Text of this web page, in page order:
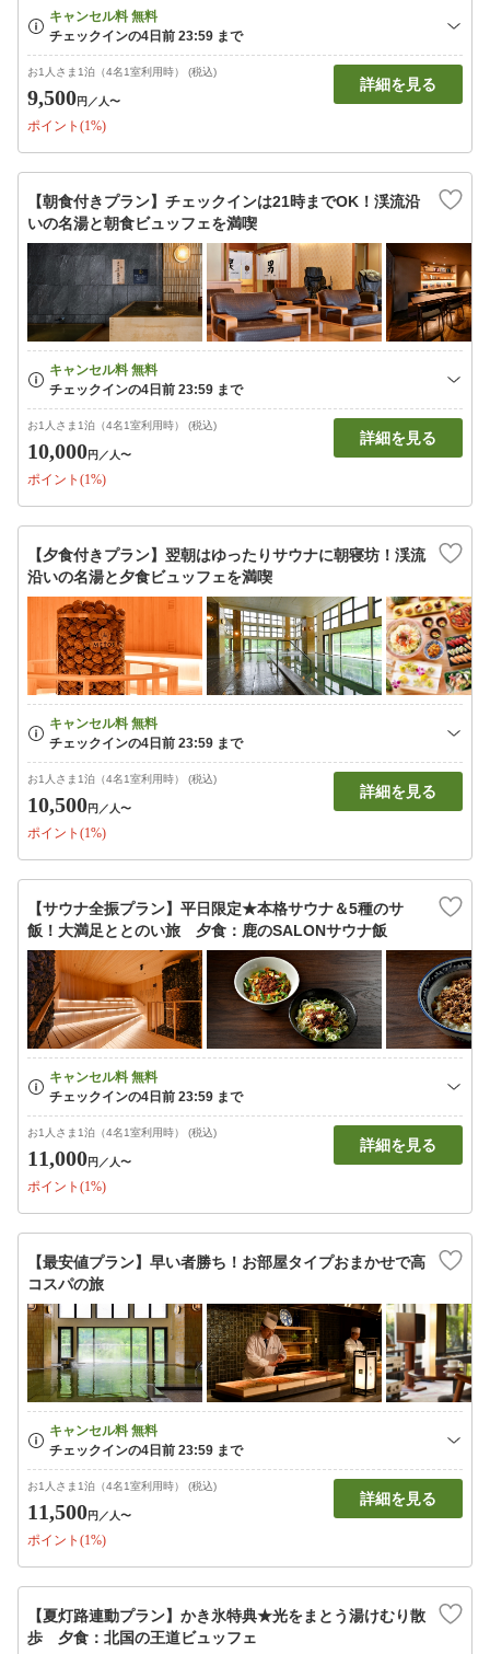
お1人さま1泊（4名1室利用時） (税込)
9,500円 ／人〜
ポイント(1%)
詳細を見る
【朝食付きプラン】チェックインは21時までOK！渓流沿
いの名湯と朝食ビュッフェを満喫
お1人さま1泊（4名1室利用時） (税込)
10,000円 ／人〜
ポイント(1%)
詳細を見る
【夕食付きプラン】翌朝はゆったりサウナに朝寝坊！渓流
沿いの名湯と夕食ビュッフェを満喫
お1人さま1泊（4名1室利用時） (税込)
10,500円 ／人〜
ポイント(1%)
詳細を見る
【サウナ全振プラン】平日限定★本格サウナ＆5種のサ
飯！大満足ととのい旅 夕食：鹿のSALONサウナ飯
お1人さま1泊（4名1室利用時） (税込)
11,000円 ／人〜
ポイント(1%)
詳細を見る
【最安値プラン】早い者勝ち！お部屋タイプおまかせで高
コスパの旅
お1人さま1泊（4名1室利用時） (税込)
11,500円 ／人〜
ポイント(1%)
詳細を見る
【夏灯路連動プラン】かき氷特典★光をまとう湯けむり散
歩 夕食：北国の王道ビュッフェ